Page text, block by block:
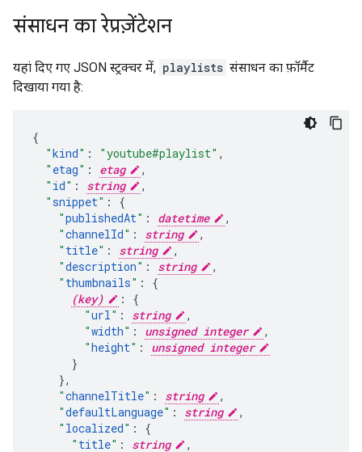
संसाधन का रेप्रज़ेंटेशन
यहां दिए गए JSON स्ट्रक्चर में, playlists संसाधन का फ़ॉर्मैट
दिखाया गया है:
"kind" : "youtube#playlist" ,
" etag" : etag
,
" id" : string
,
"snippet" :
"publishedAt" : datetime
,
"channelId" : string
,
" title" : string
,
"description" : string
,
" thumbnails" :
(key)
:
"url" : string
,
"width" : unsigned integer
,
"height" :
unsigned integer
},
"channelTitle" : string
,
"defaultLanguage" : string
,
" localized" :
" title" : string ,